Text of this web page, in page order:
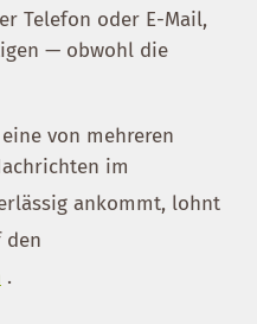
Telefon oder E-Mail,
— obwohl die
von mehreren
im
ankommt, lohnt
den
.